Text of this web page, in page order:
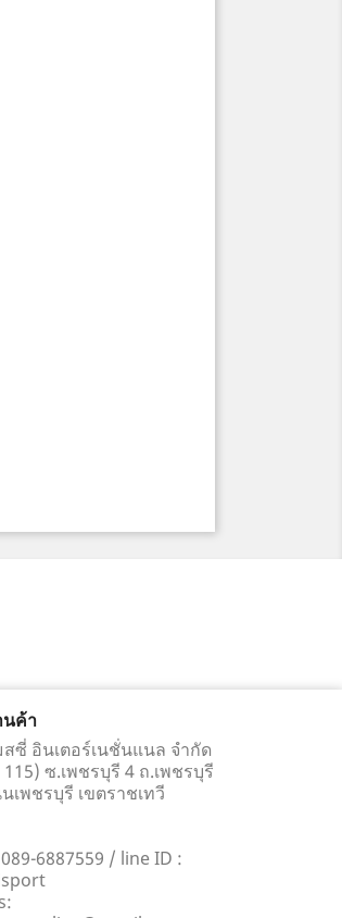
ค้า
ซี่ อินเตอร์เนชั่นแนล จำกัด
ซ.เพชรบุรี 4 ถ.เพชรบุรี
เพชรบุรี เขตราชเทวี
089-6887559 / line ID :